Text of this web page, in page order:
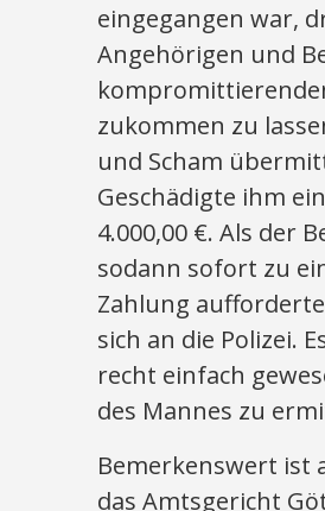
eingegangen war,
Angehörigen und
zukommen zu
und Scham
Geschädigte ihm
4.000,00 €. Als der
sodann sofort zu
Zahlung
sich an die Polizei.
recht einfach
des Mannes zu
Bemerkenswert ist
das Amtsgericht